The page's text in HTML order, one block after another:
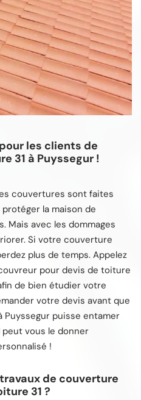
les clients de
31 à Puyssegur !
couvertures sont faites
la maison de
Mais avec les dommages
Si votre couverture
plus de temps. Appelez
pour devis de toiture
de bien étudier votre
votre devis avant que
Puyssegur puisse entamer
vous le donner
!
de couverture
31 ?